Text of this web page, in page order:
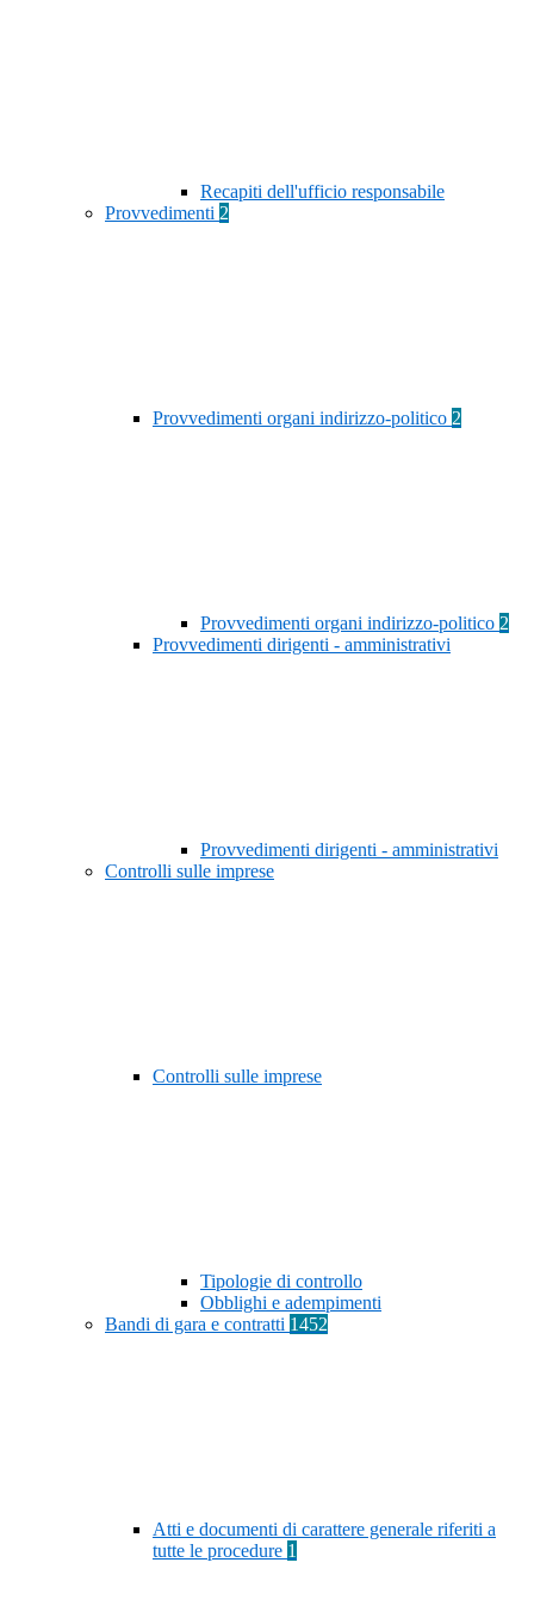
Recapiti dell'ufficio responsabile
Provvedimenti 2
Provvedimenti organi indirizzo-politico 2
Provvedimenti organi indirizzo-politico 2
Provvedimenti dirigenti - amministrativi
Provvedimenti dirigenti - amministrativi
Controlli sulle imprese
Controlli sulle imprese
Tipologie di controllo
Obblighi e adempimenti
Bandi di gara e contratti 1452
Atti e documenti di carattere generale riferiti a
tutte le procedure 1